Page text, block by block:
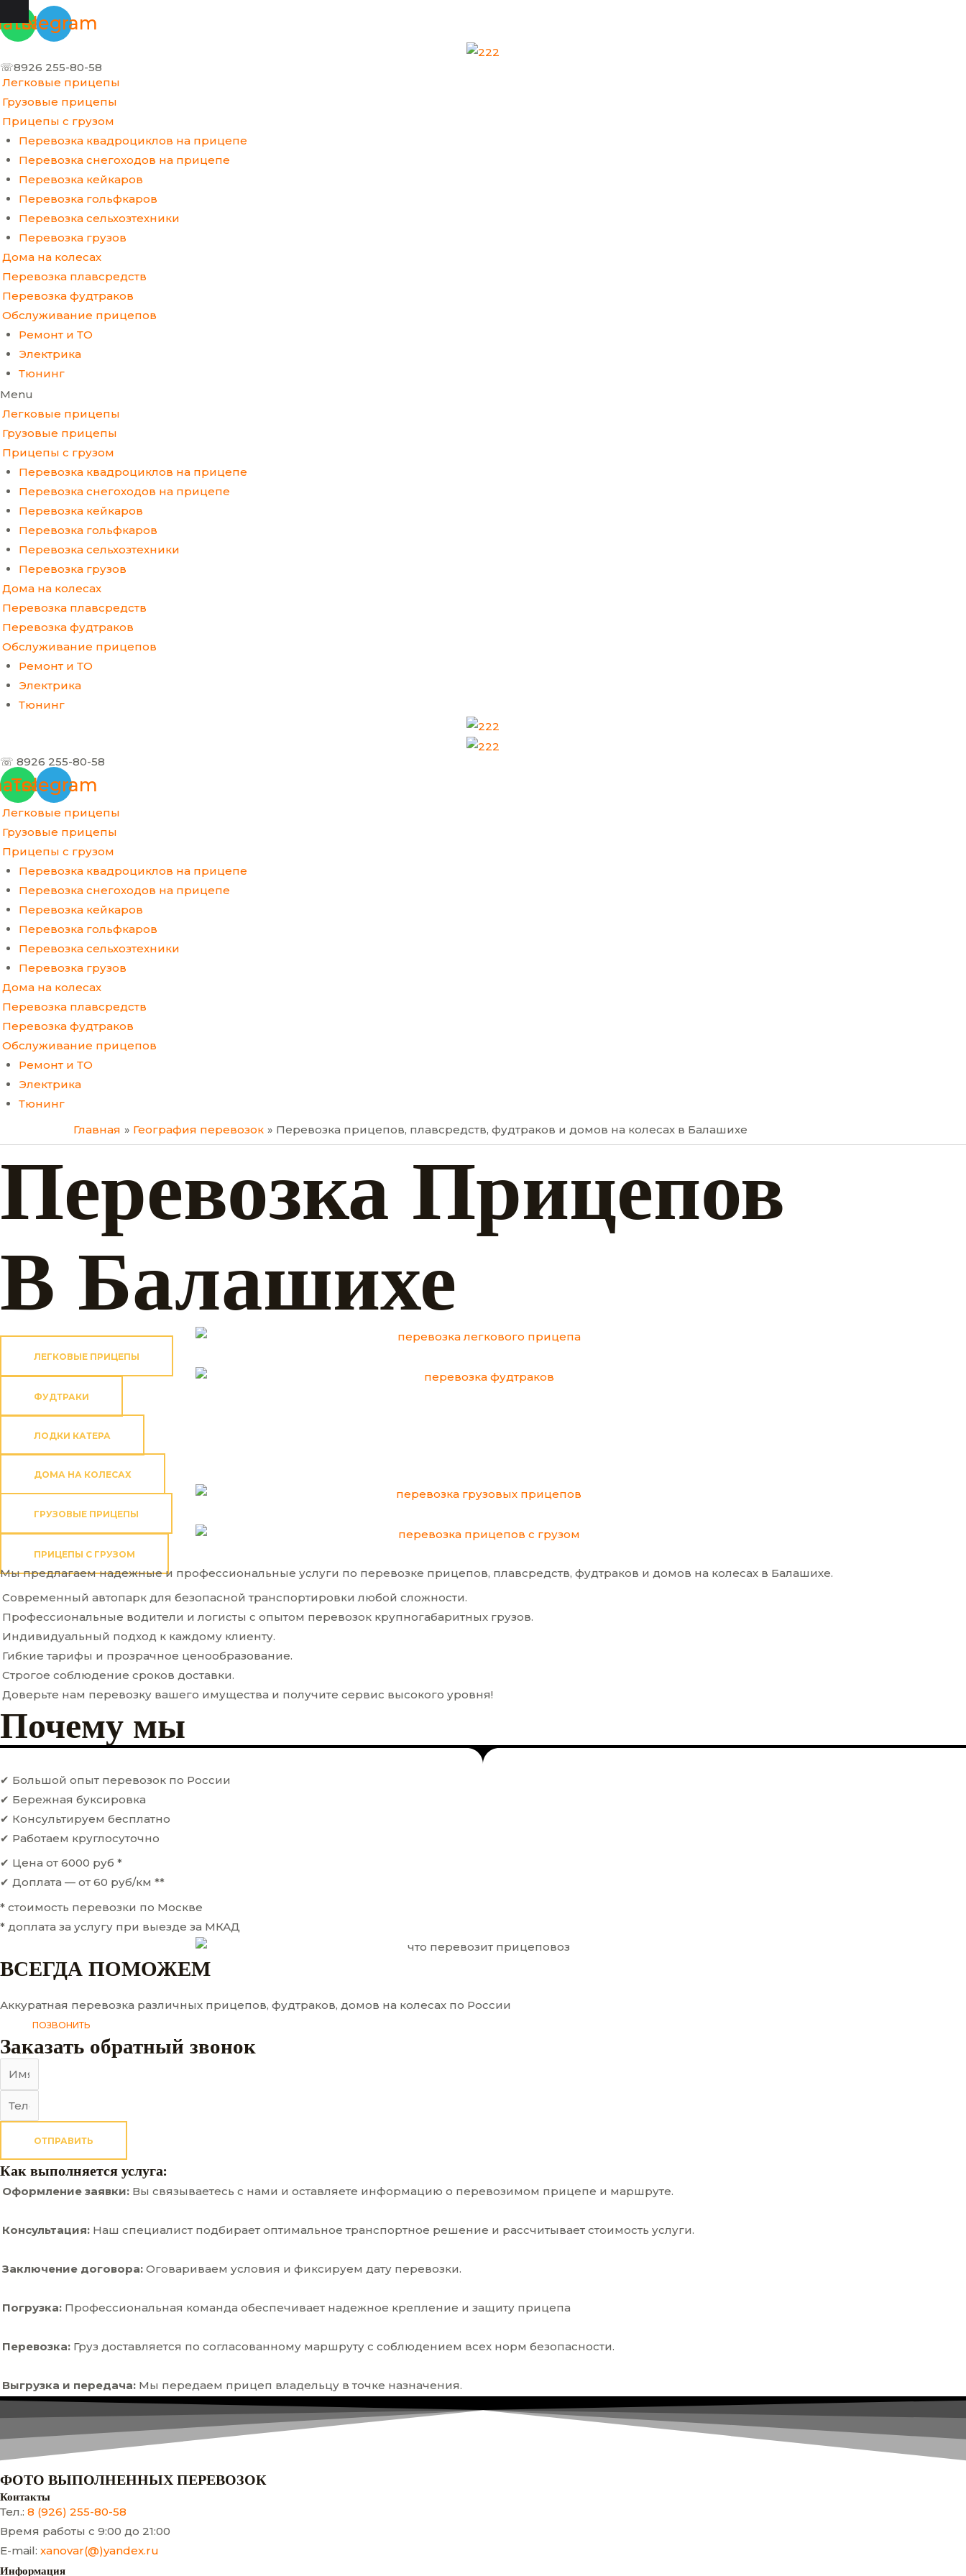
Перейти
к Telegram
☏8926 255-80-58
Легковые прицепы
Грузовые прицепы
Прицепы с грузом
Перевозка квадроциклов на прицепе
Перевозка снегоходов на прицепе
Перевозка кейкаров
Перевозка гольфкаров
Перевозка сельхозтехники
Перевозка грузов
Дома на колесах
Перевозка плавсредств
Перевозка фудтраков
Обслуживание прицепов
Ремонт и ТО
Электрика
Тюнинг
Menu
Легковые прицепы
Грузовые прицепы
Прицепы с грузом
Перевозка квадроциклов на прицепе
Перевозка снегоходов на прицепе
Перевозка кейкаров
Перевозка гольфкаров
Перевозка сельхозтехники
Перевозка грузов
Дома на колесах
Перевозка плавсредств
Перевозка фудтраков
Обслуживание прицепов
Ремонт и ТО
Электрика
Тюнинг
☏ 8926 255-80-58
Telegram
Меню
Легковые прицепы
Грузовые прицепы
Прицепы с грузом
Перевозка квадроциклов на прицепе
Перевозка снегоходов на прицепе
Перевозка кейкаров
Перевозка гольфкаров
Перевозка сельхозтехники
Перевозка грузов
Дома на колесах
Перевозка плавсредств
Перевозка фудтраков
Обслуживание прицепов
Ремонт и ТО
Электрика
Тюнинг
Главная
География перевозок Перевозка прицепов, плавсредств, фудтраков и домов на колесах в Балашихе
Перевозка Прицепов
В Балашихе
ЛЕГКОВЫЕ ПРИЦЕПЫ
ФУДТРАКИ
ЛОДКИ КАТЕРА
ДОМА НА КОЛЕСАХ
ГРУЗОВЫЕ ПРИЦЕПЫ
ПРИЦЕПЫ С ГРУЗОМ
Мы предлагаем надежные и профессиональные услуги по перевозке прицепов, плавсредств, фудтраков и домов на колесах в Балашихе.
Современный автопарк для безопасной транспортировки любой сложности.
Профессиональные водители и логисты с опытом перевозок крупногабаритных грузов.
Индивидуальный подход к каждому клиенту.
Гибкие тарифы и прозрачное ценообразование.
Строгое соблюдение сроков доставки.
Доверьте нам перевозку вашего имущества и получите сервис высокого уровня!
Почему мы
✔ Большой опыт перевозок по России
✔ Бережная буксировка
✔ Консультируем бесплатно
✔ Работаем круглосуточно
✔ Цена от 6000 руб *
✔ Доплата — от 60 руб/км **
* стоимость перевозки по Москве
* доплата за услугу при выезде за МКАД
ВСЕГДА ПОМОЖЕМ
Аккуратная перевозка различных прицепов, фудтраков, домов на колесах по России
ПОЗВОНИТЬ
Заказать обратный звонок
ОТПРАВИТЬ
Как выполняется услуга:
Оформление заявки: Вы связываетесь с нами и оставляете информацию о перевозимом прицепе и маршруте.
Консультация: Наш специалист подбирает оптимальное транспортное решение и рассчитывает стоимость услуги.
Заключение договора: Оговариваем условия и фиксируем дату перевозки.
Погрузка: Профессиональная команда обеспечивает надежное крепление и защиту прицепа
Перевозка: Груз доставляется по согласованному маршруту с соблюдением всех норм безопасности.
Выгрузка и передача: Мы передаем прицеп владельцу в точке назначения.
ФОТО ВЫПОЛНЕННЫХ ПЕРЕВОЗОК
Контакты
Тел.: 8 (926) 255-80-58
Время работы с 9:00 до 21:00
E-mail: xanovar(@)yandex.ru
Информация
Прокрутка
вверх